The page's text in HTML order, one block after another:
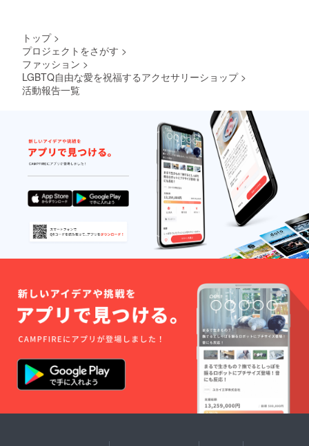
トップ >
プロジェクトをさがす >
ファッション >
LGBTQ自由な愛を祝福するアクセサリーショップ >
活動報告一覧